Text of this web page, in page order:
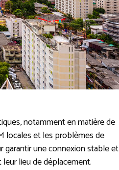
notamment en matière de
locales et les problèmes de
garantir une connexion stable et
lieu de déplacement.